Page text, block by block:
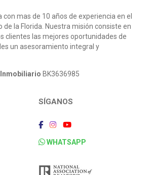
mas de 10 años de experiencia en el
la Florida. Nuestra misión consiste en
clientes las mejores oportunidades de
un asesoramiento integral y
BK3636985
SÍGANOS
WHATSAPP